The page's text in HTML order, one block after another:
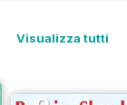
Visualizza tutti